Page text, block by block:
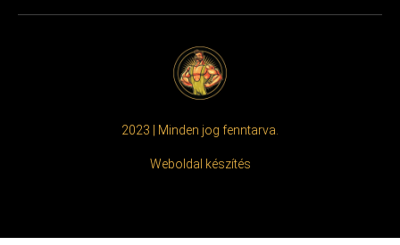
2023 | Minden jog fenntarva.
Weboldal készítés